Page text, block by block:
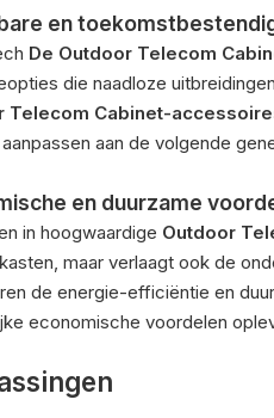
en
De Outdoor Telecom
die naadloze
Telecom Cabinet-
aan de volgende
en duurzame
in hoogwaardige Outdoor
maar verlaagt ook de
de energie-efficiëntie en
economische voordelen